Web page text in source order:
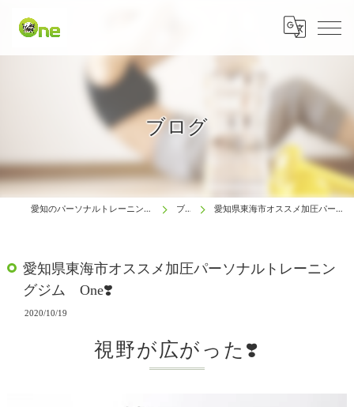
ブログ
愛知のパーソナルトレーニングは生涯動ける体研究所 One ブログ 愛知県東海市オススメ加圧パーソナルトレーニングジム One❣️
愛知県東海市オススメ加圧パーソナルトレーニン
グジム One❣️
2020/10/19
視野が広がった❣️